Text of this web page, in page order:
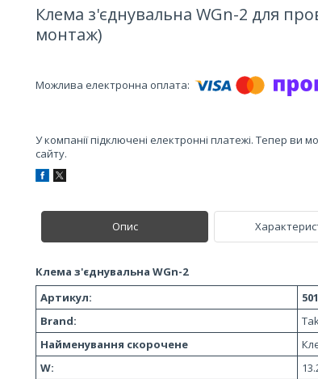
Клема з'єднувальна WGn-2 для
монтаж)
У компанії підключені електронні платежі. Тепер
сайту.
Опис
Клема з'єднувальна WGn-2
Артикул:
Brand:
Найменування скорочене
W: